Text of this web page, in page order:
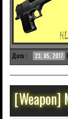
Дата : 23, 05, 2017
[Weapon]